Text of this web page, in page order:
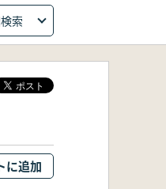
索
に追加